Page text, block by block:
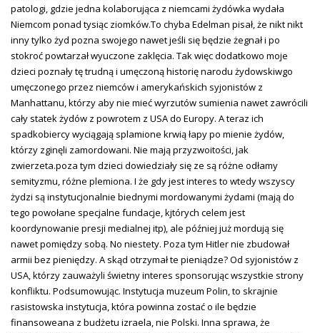
patologi, gdzie jedna kolaborująca z niemcami żydówka wydała
Niemcom ponad tysiąc ziomków.To chyba Edelman pisał, że nikt nikt
inny tylko żyd pozna swojego nawet jeśli się będzie żegnał i po
stokroć powtarzał wyuczone zaklęcia. Tak więc dodatkowo moje
dzieci poznały tę trudną i umęczoną historię narodu żydowskiwgo
umęczonego przez niemców i amerykańskich syjonistów z
Manhattanu, którzy aby nie mieć wyrzutów sumienia nawet zawrócili
cały statek żydów z powrotem z USA do Europy. A teraz ich
spadkobiercy wyciągają splamione krwią łapy po mienie żydów,
którzy zginęli zamordowani. Nie mają przyzwoitości, jak
zwierzeta.poza tym dzieci dowiedziały się ze są różne odłamy
semityzmu, różne plemiona. I że gdy jest interes to wtedy wszyscy
żydzi są instytucjonalnie biednymi mordowanymi żydami (mają do
tego powołane specjalne fundacje, kjtórych celem jest
koordynowanie presji medialnej itp), ale później już mordują się
nawet pomiędzy sobą. No niestety. Poza tym Hitler nie zbudował
armii bez pieniędzy. A skąd otrzymał te pieniądze? Od syjonistów z
USA, którzy zauważyli świetny interes sponsorując wszystkie strony
konfliktu. Podsumowując. Instytucja muzeum Polin, to skrajnie
rasistowska instytucja, która powinna zostać o ile będzie
finansoweana z budżetu izraela, nie Polski. Inna sprawa, że